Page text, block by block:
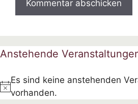
Anstehende
H
Es sind keine anstehenden
vorhanden.